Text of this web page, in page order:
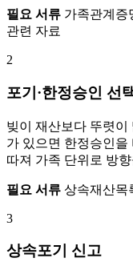
필요 서류 가족관계증
관련 자료
2
포기·한정승인 선
빚이 재산보다 뚜렷이
가 있으면 한정승인을
따져 가족 단위로 방
필요 서류 상속재산목
3
상속포기 신고